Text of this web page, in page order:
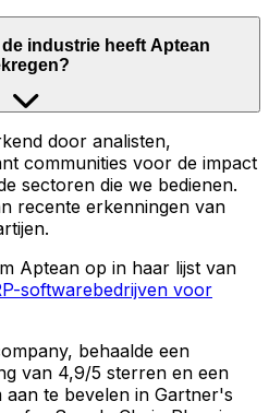
industrie heeft Aptean
door analisten,
communities voor de impact
sectoren die we bedienen.
recente erkenningen van
Aptean op in haar lijst van
softwarebedrijven voor
behaalde een
van 4,9/5 sterren en een
aan te bevelen in Gartner's